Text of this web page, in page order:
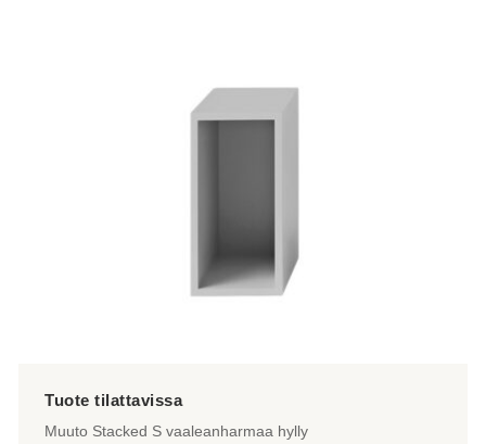
Muuto Stacked S vaaleanharmaa hylly